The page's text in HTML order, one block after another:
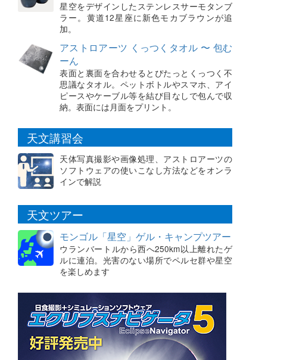
星空をデザインしたステンレスサーモタンブ
ラー。黄道12星座に新色モカブラウンが追
加。
アストロアーツ くっつくタオル 〜 包む
ーん
表面と裏面を合わせるとぴたっとくっつく不
思議なタオル。ペットボトルやスマホ、アイ
ピースやケーブル等を結び目なしで包んで収
納。表面には月面をプリント。
天文講習会
天体写真撮影や画像処理、アストロアーツの
ソフトウェアの使いこなし方法などをオンラ
インで解説
天文ツアー
モンゴル「星空」ゲル・キャンプツアー
ウランバートルから西へ250km以上離れたゲ
ルに連泊。光害のない場所でペルセ群や星空
を楽しめます